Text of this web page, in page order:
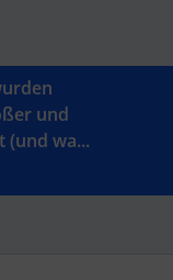
und
(und wa...